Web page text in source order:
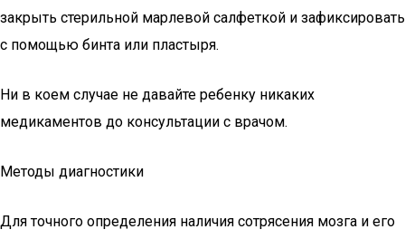
закрыть стерильной марлевой салфеткой и зафиксировать
с помощью бинта или пластыря.
Ни в коем случае не давайте ребенку никаких
медикаментов до консультации с врачом.
Методы диагностики
Для точного определения наличия сотрясения мозга и его